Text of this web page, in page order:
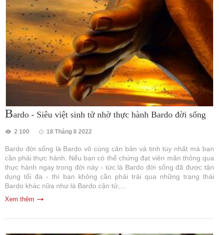
Bardo - Siêu việt sinh tử nhờ thực hành Bardo đời sống
2 100 18 Tháng 8 2022
Bardo đời sống là Bardo vô cùng căn bản và tinh túy nhất mà bạn
cần phải thực hành. Nếu bạn có thể chứng đạt viên mãn thông qua
thực hành ngay trong đời này - tức là Bardo đời sống đã được tận
dụng tối đa - thì bạn không cần phải trải qua những trạng thái
Bardo khác nữa như là Bardo cận tử,...
Xem thêm